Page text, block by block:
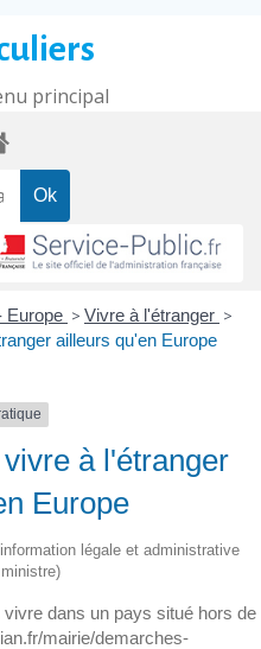
principal
Europe > Vivre à l'étranger >
ailleurs qu'en Europe
à l'étranger
Europe
légale et administrative
dans un pays situé hors de
mairie/demarches-